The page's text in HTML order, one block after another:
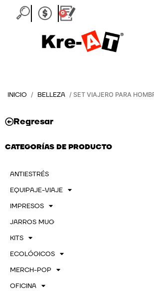
0
Carrito
INICIO / BELLEZA / SET VIAJERO PARA
Regresar
CATEGORÍAS DE PRODUCTO
ANTIESTRÉS
EQUIPAJE-VIAJE
IMPRESOS
JARROS MUG
KITS
ECOLÓGICOS
MERCH-POP
OFICINA